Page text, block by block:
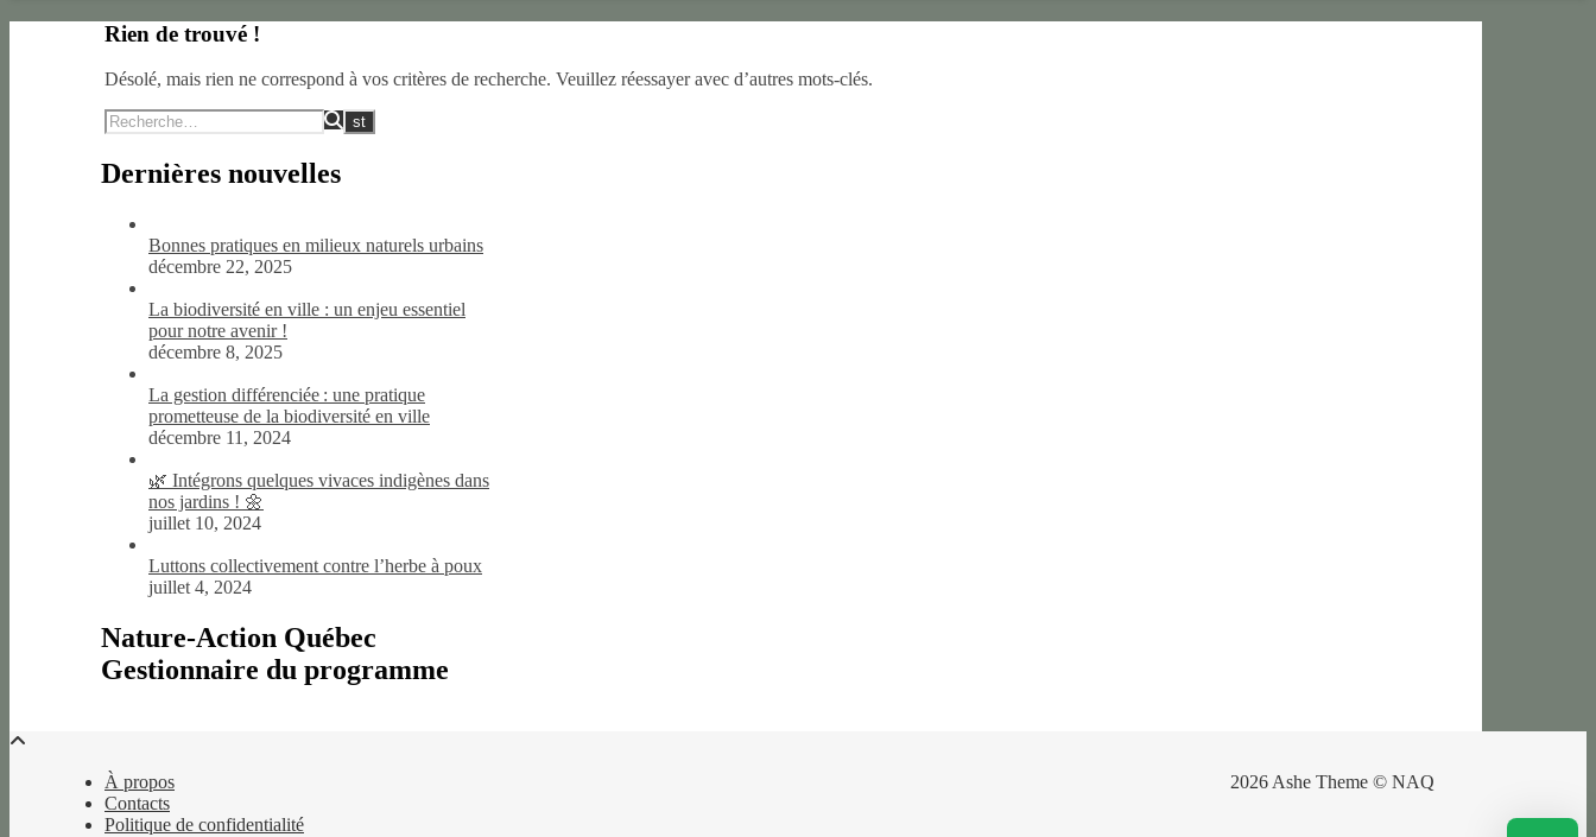
Rien de trouvé !
Désolé, mais rien ne correspond à vos critères de recherche. Veuillez réessayer avec d’autres mots-clés.
Dernières nouvelles
Bonnes pratiques en milieux naturels urbains
décembre 22, 2025
La biodiversité en ville : un enjeu essentiel
pour notre avenir !
décembre 8, 2025
La gestion différenciée : une pratique
prometteuse de la biodiversité en ville
décembre 11, 2024
🌿 Intégrons quelques vivaces indigènes dans
nos jardins ! 🌼
juillet 10, 2024
Luttons collectivement contre l’herbe à poux
juillet 4, 2024
Nature-Action Québec
Gestionnaire du programme
2026 Ashe Theme © NAQ
À propos
Contacts
Politique de confidentialité